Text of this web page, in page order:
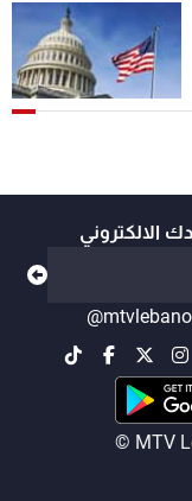
الالكتروني
© MTV